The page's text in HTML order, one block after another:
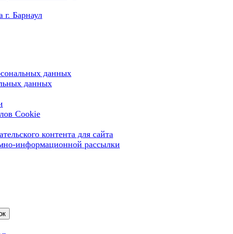
г. Барнаул
данных
данных
Cookie
контента для сайта
информационной рассылки